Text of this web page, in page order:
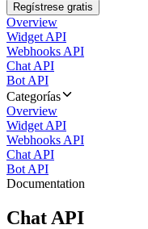
Regístrese gratis
Overview
Widget API
Webhooks API
Chat API
Bot API
Categorías
Overview
Widget API
Webhooks API
Chat API
Bot API
Documentation
Chat API